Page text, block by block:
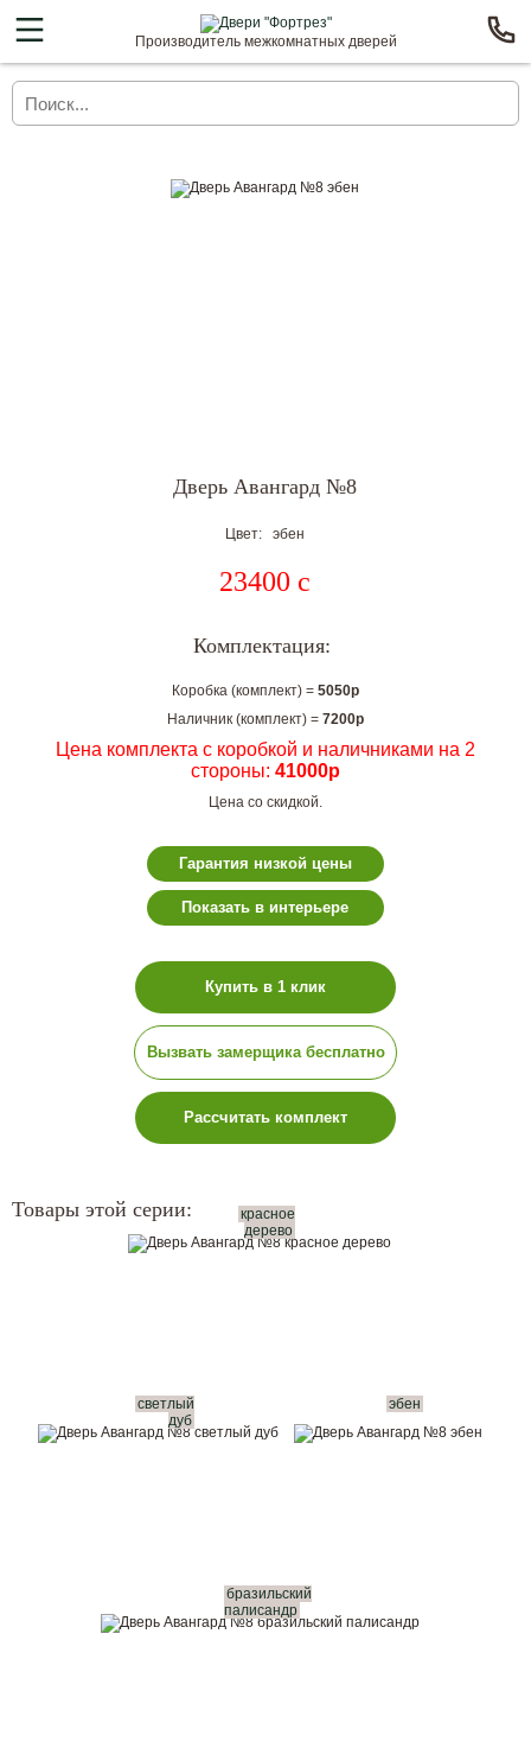
Производитель межкомнатных дверей
Дверь Авангард №8
Цвет: эбен
23400 c
Комплектация:
Коробка (комплект) = 5050р
Наличник (комплект) = 7200р
Цена комплекта с коробкой и наличниками на 2
стороны: 41000р
Цена со скидкой.
Гарантия низкой цены
Показать в интерьере
Купить в 1 клик
Вызвать замерщика бесплатно
Рассчитать комплект
Товары этой серии:
красное
дерево
светлый
дуб
эбен
бразильский
палисандр